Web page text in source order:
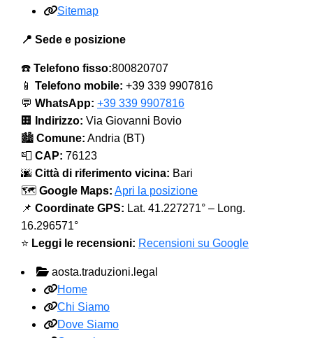
Sitemap
📍 Sede e posizione
☎️ Telefono fisso:800820707
📱 Telefono mobile: +39 339 9907816
💬 WhatsApp: +39 339 9907816
🏢
Indirizzo: Via Giovanni Bovio
🏙️ Comune: Andria (BT)
📮 CAP: 76123
🌆 Città di riferimento vicina: Bari
🗺️ Google Maps: Apri la posizione
📌 Coordinate GPS: Lat. 41.227271° – Long.
16.296571°
⭐ Leggi le recensioni: Recensioni su Google
aosta.traduzioni.legal
Home
Chi Siamo
Dove Siamo